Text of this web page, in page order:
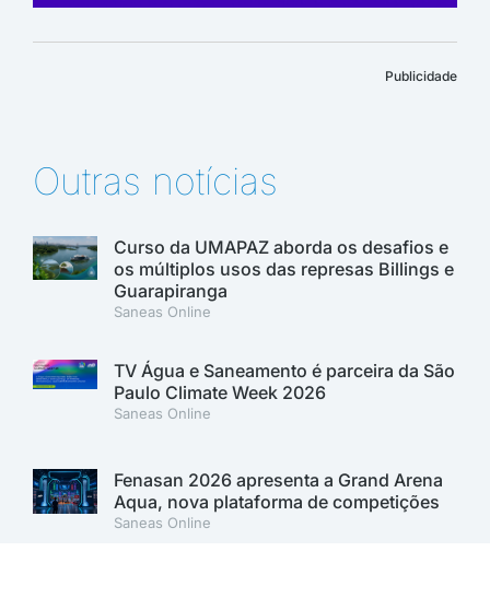
Publicidade
Outras notícias
Curso da UMAPAZ aborda os desafios e
os múltiplos usos das represas Billings e
Guarapiranga
Saneas Online
TV Água e Saneamento é parceira da São
Paulo Climate Week 2026
Saneas Online
Fenasan 2026 apresenta a Grand Arena
Aqua, nova plataforma de competições
Saneas Online